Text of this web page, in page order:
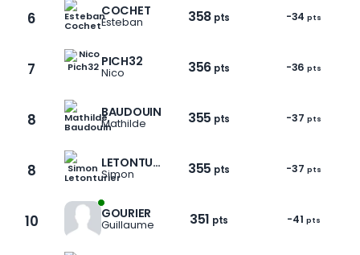
6 COCHET
Esteban 358 pts -34 pts
7 PICH32
Nico 356 pts -36 pts
8 BAUDOUIN
Mathilde 355 pts -37 pts
8 LETONTURIER
Simon 355 pts -37 pts
10 GOURIER
Guillaume 351 pts -41 pts